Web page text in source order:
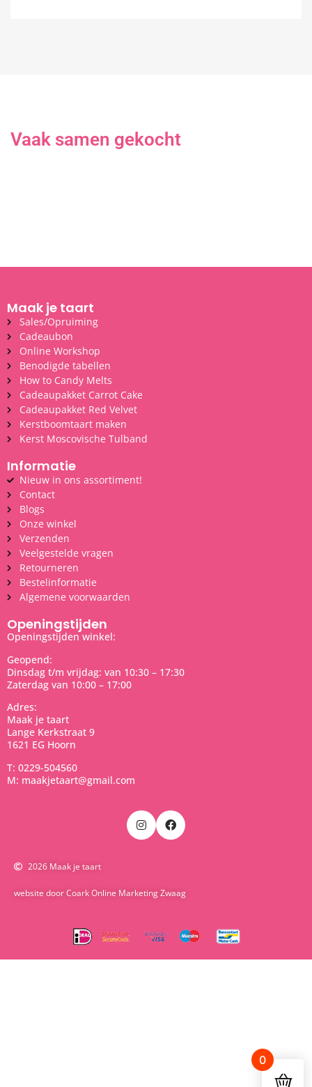
Vaak samen gekocht
Maak je taart
Sales/Opruiming
Cadeaubon
Online Workshop
Benodigde tabellen
How to Candy Melts
Cadeaupakket Carrot Cake
Cadeaupakket Red Velvet
Kerstboomtaart maken
Kerst Moscovische Tulband
Informatie
Nieuw in ons assortiment!
Contact
Blogs
Onze winkel
Verzenden
Veelgestelde vragen
Retourneren
Bestelinformatie
Algemene voorwaarden
Openingstijden
Openingstijden winkel:
Geopend:
Dinsdag t/m vrijdag: van 10:30 – 17:30
Zaterdag van 10:00 – 17:00
Adres:
Maak je taart
Lange Kerkstraat 9
1621 EG Hoorn
T: 0229-504560
M: maakjetaart@gmail.com
2026 Maak je taart
website door Coark Online Marketing Zwaag
0